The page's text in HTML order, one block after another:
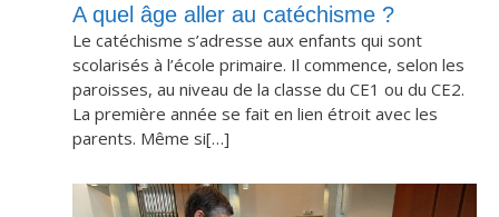
A quel âge aller au catéchisme ?
Le catéchisme s’adresse aux enfants qui sont
scolarisés à l’école primaire. Il commence, selon les
paroisses, au niveau de la classe du CE1 ou du CE2.
La première année se fait en lien étroit avec les
parents. Même si[…]